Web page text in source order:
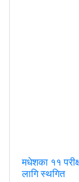
मधेशका ११
लागि स्थगित